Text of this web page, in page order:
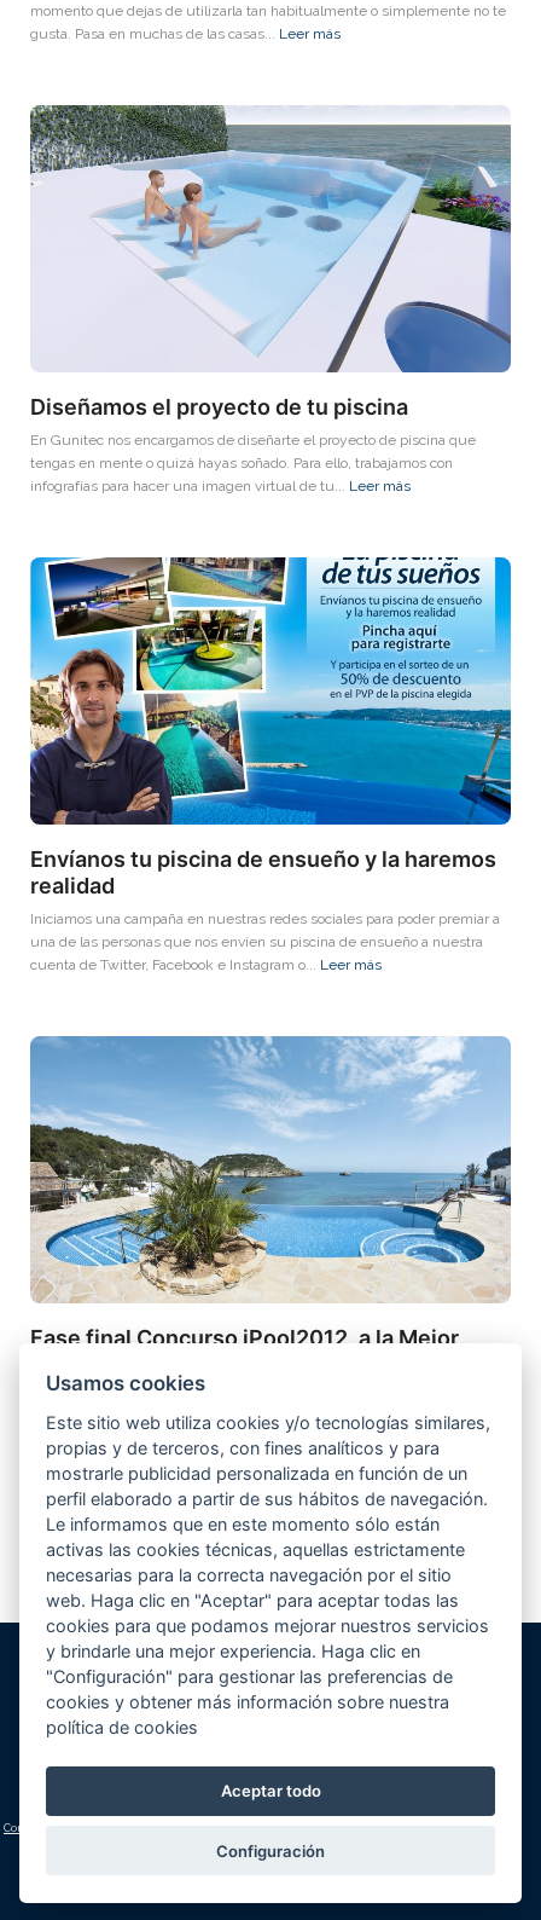
momento que dejas de utilizarla tan habitualmente o simplemente no te
gusta. Pasa en muchas de las casas... Leer más
Diseñamos el proyecto de tu piscina
En Gunitec nos encargamos de diseñarte el proyecto de piscina que
tengas en mente o quizá hayas soñado. Para ello, trabajamos con
infografías para hacer una imagen virtual de tu... Leer más
Envíanos tu piscina de ensueño y la haremos
realidad
Iniciamos una campaña en nuestras redes sociales para poder premiar a
una de las personas que nos envíen su piscina de ensueño a nuestra
cuenta de Twitter, Facebook e Instagram o... Leer más
Fase final Concurso iPool2012, a la Mejor
Desde hace unos meses, estamos participando en el concurso que elige
la mejor piscina de europa según la revista Eurospapoolsnews. Se
presentaban hasta un total de 5 piscinas por empresa...Leer más
1 2 3 4 >
Gunitec Pool Spa, s.l.
José Luis Borges, s/n - Apd. 477
03730 Jávea/Xàbia (Alicante)
Teléfono:+34 965 790 546
lucas@gunitec.com
Condiciones generales
Usamos cookies
Este sitio web utiliza cookies y/o tecnologías similares,
propias y de terceros, con fines analíticos y para
mostrarle publicidad personalizada en función de un
perfil elaborado a partir de sus hábitos de navegación.
Le informamos que en este momento sólo están
activas las cookies técnicas, aquellas estrictamente
necesarias para la correcta navegación por el sitio
web. Haga clic en "Aceptar" para aceptar todas las
cookies para que podamos mejorar nuestros servicios
y brindarle una mejor experiencia. Haga clic en
"Configuración" para gestionar las preferencias de
cookies y obtener más información sobre nuestra
política de cookies
Aceptar todo
Configuración